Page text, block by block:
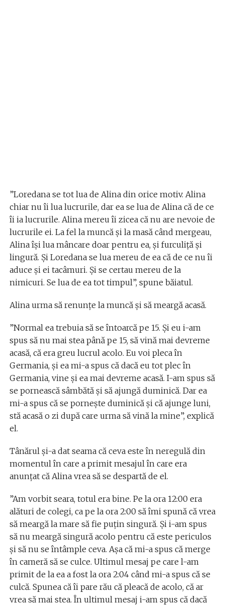
”Loredana se tot lua de Alina din orice motiv. Alina
chiar nu îi lua lucrurile, dar ea se lua de Alina că de ce
îi ia lucrurile. Alina mereu îi zicea că nu are nevoie de
lucrurile ei. La fel la muncă și la masă când mergeau,
Alina își lua mâncare doar pentru ea, și furculiță și
lingură. Și Loredana se lua mereu de ea că de ce nu îi
aduce și ei tacâmuri. Și se certau mereu de la
nimicuri. Se lua de ea tot timpul”, spune băiatul.
Alina urma să renunțe la muncă și să meargă acasă.
”Normal ea trebuia să se întoarcă pe 15. Și eu i-am
spus să nu mai stea până pe 15, să vină mai devreme
acasă, că era greu lucrul acolo. Eu voi pleca în
Germania, și ea mi-a spus că dacă eu tot plec în
Germania, vine și ea mai devreme acasă. I-am spus să
se pornească sâmbătă și să ajungă duminică. Dar ea
mi-a spus că se pornește duminică și că ajunge luni,
stă acasă o zi după care urma să vină la mine”, explică
el.
Tânărul și-a dat seama că ceva este în neregulă din
momentul în care a primit mesajul în care era
anunțat că Alina vrea să se despartă de el.
”Am vorbit seara, totul era bine. Pe la ora 12:00 era
alături de colegi, ca pe la ora 2:00 să îmi spună că vrea
să meargă la mare să fie puțin singură. Și i-am spus
să nu meargă singură acolo pentru că este periculos
și să nu se întâmple ceva. Așa că mi-a spus că merge
în cameră să se culce. Ultimul mesaj pe care l-am
primit de la ea a fost la ora 2:04 când mi-a spus că se
culcă. Spunea că îi pare rău că pleacă de acolo, că ar
vrea să mai stea. În ultimul mesaj i-am spus că dacă